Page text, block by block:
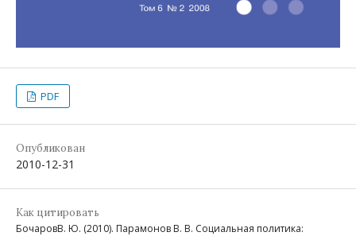
PDF
Опубликован
2010-12-31
Как цитировать
БочаровВ. Ю. (2010). Парамонов В. В. Социальная политика: